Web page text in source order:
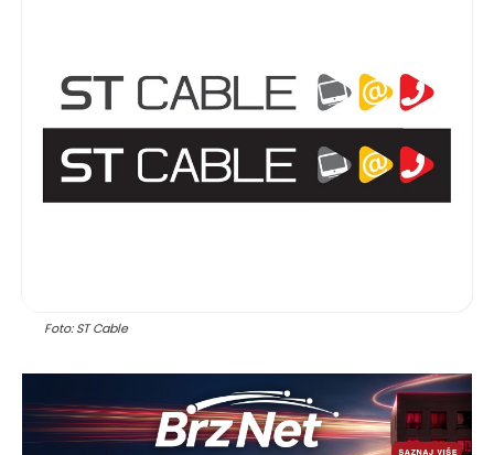
Foto: ST Cable